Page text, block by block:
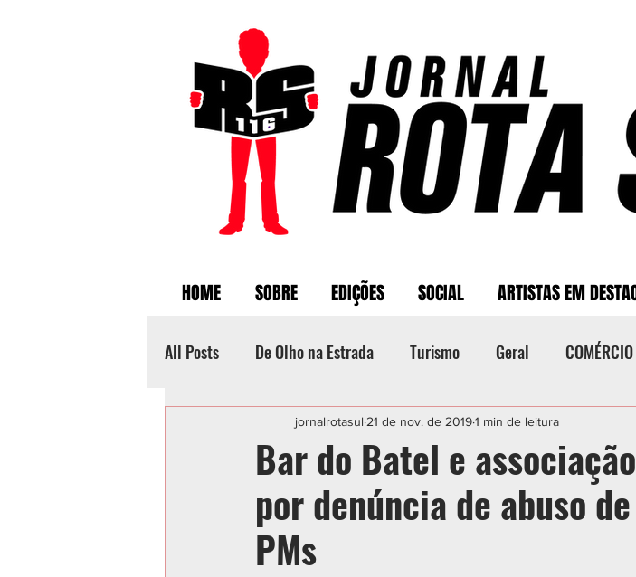
HOME SOBRE EDIÇÕES SOCIAL ARTISTAS EM
All Posts De Olho na Estrada Turismo Geral COMÉRCIO
Categoria sem título POLICIAL ESPORTE CIDADES
Bar do Batel e
por denúncia de abuso
PMs
jornalrotasul 21 de nov. de 20191 min de leitura